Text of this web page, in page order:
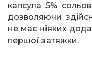
капсула 5%
дозволяючи
не має ніяких
першої затяжки.